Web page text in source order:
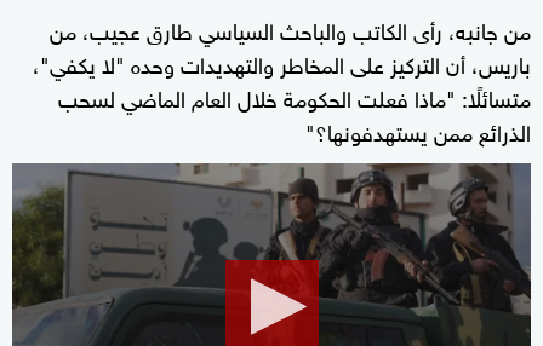
من جانبه، رأى الكاتب والباحث السياسي طارق عجيب، من
باريس، أن التركيز على المخاطر والتهديدات وحده "لا يكفي"،
متسائلًا: "ماذا فعلت الحكومة خلال العام الماضي لسحب
الذرائع ممن يستهدفونها؟"
seconds
of
minute,
29